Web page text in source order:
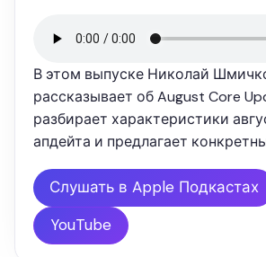
В этом выпуске Николай
рассказывает об August Core
разбирает характеристики
апдейта и предлагает
обсуждаемые темы Роль
контента Оценка использования
Слушать в Apple Подкастах
YouTube